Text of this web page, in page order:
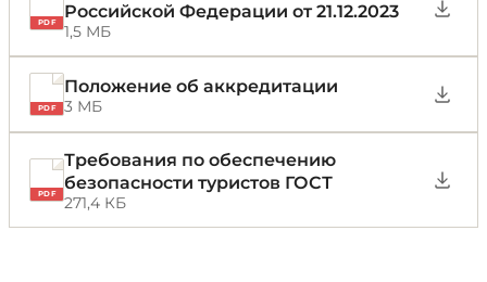
PDF
Российской Федерации от 21.12.2023
1,5 МБ
PDF
Положение об аккредитации
3 МБ
PDF
Требования по обеспечению
безопасности туристов ГОСТ
271,4 КБ